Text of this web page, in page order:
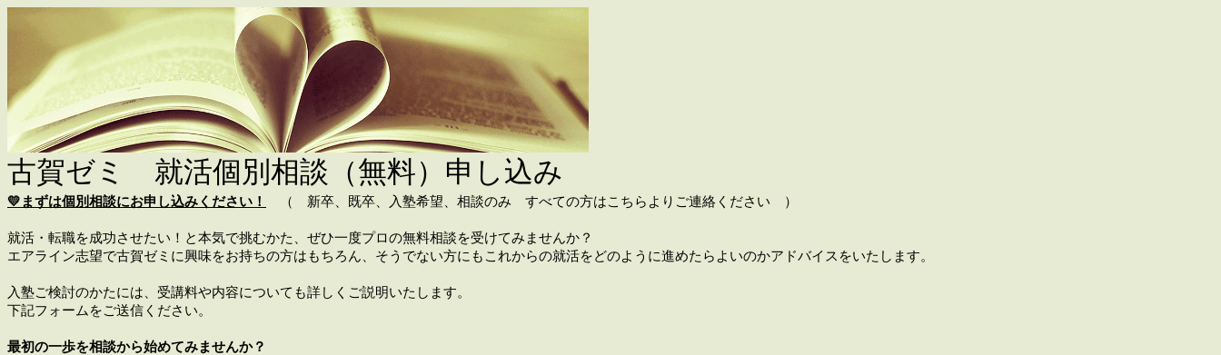
古賀ゼミ 就活個別相談（無料）申し込み
💛まずは個別相談にお申し込みください！ （ 新卒、既卒、入塾希望、相談のみ すべての方はこちらよりご連絡ください ）
就活・転職を成功させたい！と本気で挑むかた、ぜひ一度プロの無料相談を受けてみませんか？
エアライン志望で古賀ゼミに興味をお持ちの方はもちろん、そうでない方にもこれからの就活をどのように進めたらよいのかアドバイスをいたします。
入塾ご検討のかたには、受講料や内容についても詳しくご説明いたします。
下記フォームをご送信ください。
最初の一歩を相談から始めてみませんか？